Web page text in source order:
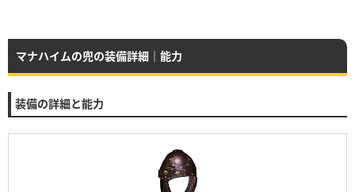
マナハイムの兜の装備詳細｜能力
装備の詳細と能力